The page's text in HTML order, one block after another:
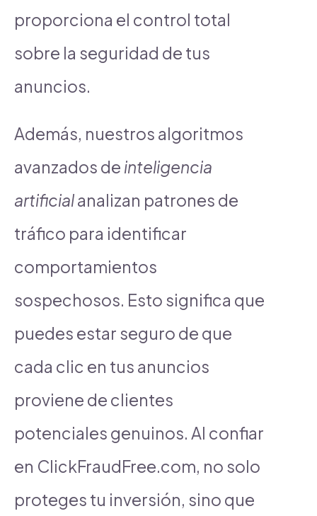
proporciona el control total
sobre la seguridad de tus
anuncios.
Además, nuestros algoritmos
avanzados de inteligencia
artificialanalizan patrones de
tráfico para identificar
comportamientos
sospechosos. Esto significa que
puedes estar seguro de que
cada clic en tus anuncios
proviene de clientes
potenciales genuinos. Al confiar
en ClickFraudFree.com, no solo
proteges tu inversión, sino que